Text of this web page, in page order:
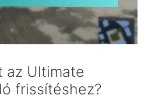
az Ultimate
frissítéshez?